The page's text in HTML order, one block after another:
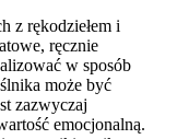
z rękodziełem i
ręcznie
w sposób
może być
zazwyczaj
emocjonalną.